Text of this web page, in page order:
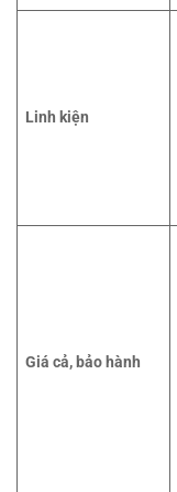
Linh kiện
Giá cả, bảo hành